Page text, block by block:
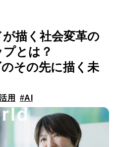
描く社会変革の
とは？
その先に描く未
用 #AI